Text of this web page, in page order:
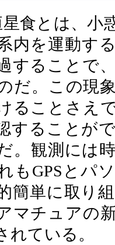
食とは、小
内を運動す
することで
だ。この現
ることさえ
することが
。観測には
もGPSとパ
簡単に取り
マチュアの
れている。